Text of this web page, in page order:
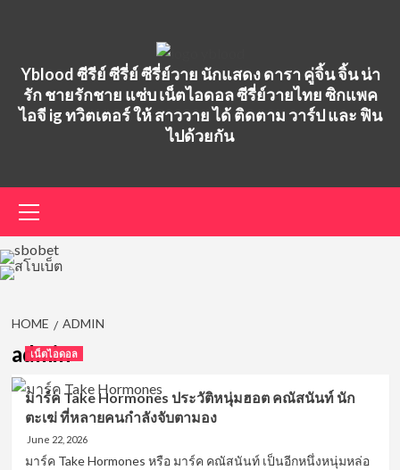
Yblood ซีรีย์ ซีรี่ย์ ซีรี่ย์วาย นักแสดง ดารา คู่จิ้น จิ้น น่า
รัก ชายรักชาย แซ่บ เน็ตไอดอล ซีรี่ย์วายไทย ซิกแพค
ไอจี ig ทวิตเตอร์ ให้ สาววาย ได้ ติดตาม วาร์ป และ ฟิน
ไปด้วยกัน
Menu
HOME ADMIN
admin
เน็ตไอดอล
มาร์ค Take Hormones ประวัติหนุ่มฮอต คณัสนันท์ นัก
ตะเฆ่ ที่หลายคนกำลังจับตามอง
June 22, 2026
มาร์ค Take Hormones หรือ มาร์ค คณัสนันท์ เป็นอีกหนึ่งหนุ่มหล่อ